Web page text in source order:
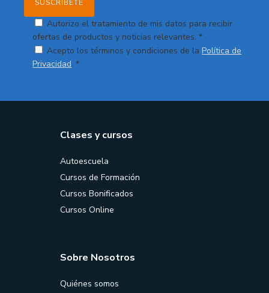
Autorizo el tratamiento de mis datos para recibir
ofertas de productos y noticias relevantes. *
Acepto los términos y condiciones de laPolítica de
Privacidad. *
Clases y cursos
Autoescuela
Cursos de Formación
Cursos Bonificados
Cursos Online
Sobre Nosotros
Quiénes somos